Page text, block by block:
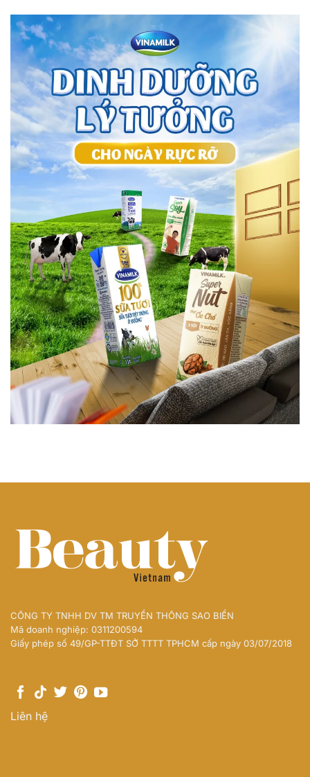
CÔNG TY TNHH DV TM TRUYỀN THÔNG SAO BIỂN
Mã doanh nghiệp: 0311200594
Giấy phép số 49/GP-TTĐT SỞ TTTT TPHCM cấp ngày 03/07/2018
Liên hệ